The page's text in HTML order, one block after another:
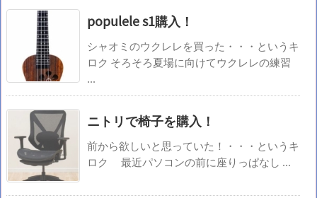
populele s1購入！
シャオミのウクレレを買った・・・というキ
ロク そろそろ夏場に向けてウクレレの練習
...
ニトリで椅子を購入！
前から欲しいと思っていた！・・・というキ
ロク 最近パソコンの前に座りっぱなし ...